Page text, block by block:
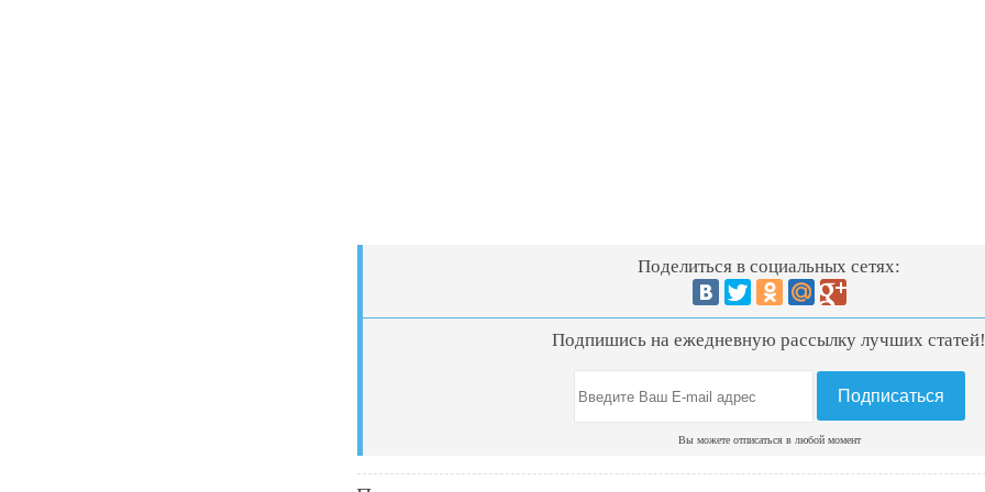
Поделиться в социальных сетях:
Подпишись на ежедневную рассылку лучших
Вы можете отписаться в любой момент